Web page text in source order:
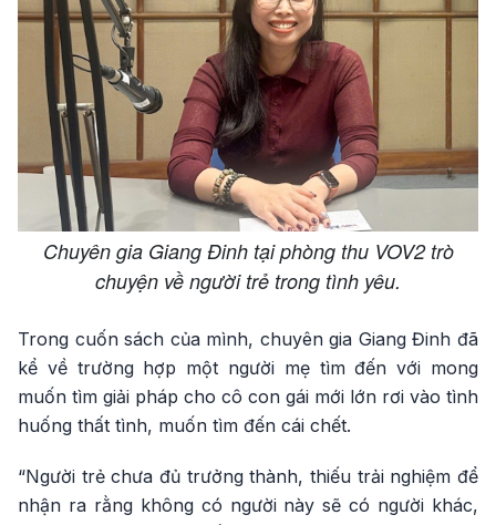
Chuyên gia Giang Đinh tại phòng thu VOV2 trò
chuyện về người trẻ trong tình yêu.
Trong cuốn sách của mình, chuyên gia Giang Đinh đã
kể về trường hợp một người mẹ tìm đến với mong
muốn tìm giải pháp cho cô con gái mới lớn rơi vào tình
huống thất tình, muốn tìm đến cái chết.
“Người trẻ chưa đủ trưởng thành, thiếu trải nghiệm để
nhận ra rằng không có người này sẽ có người khác,